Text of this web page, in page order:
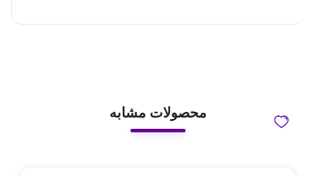
محصولات مشابه